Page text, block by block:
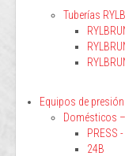
Tuberías
Equipos de presión
Domésticos
PRESS
24B